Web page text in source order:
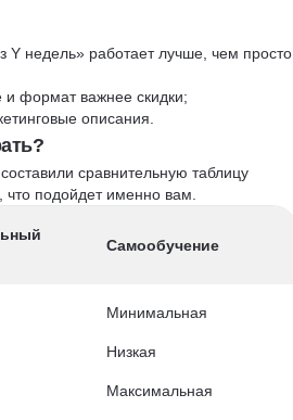
Y недель» работает лучше, чем просто
формат важнее скидки;
описания.
сравнительную таблицу
подойдет именно вам.
Самообучение
Минимальная
Низкая
Максимальная